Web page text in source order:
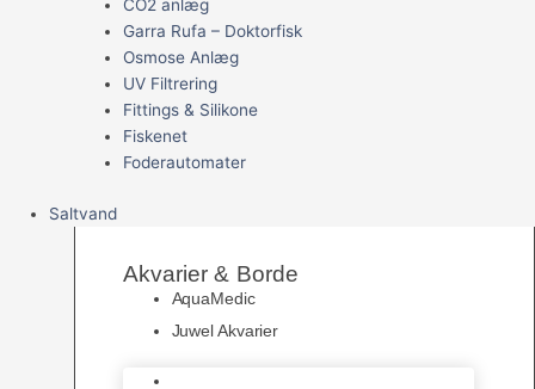
CO2 anlæg
Garra Rufa – Doktorfisk
Osmose Anlæg
UV Filtrering
Fittings & Silikone
Fiskenet
Foderautomater
Saltvand
Akvarier & Borde
AquaMedic
Juwel Akvarier